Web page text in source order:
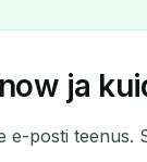
ja
e-posti teenus.